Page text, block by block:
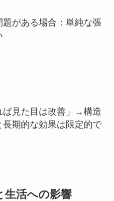
がある場合：単純な張
ば見た目は改善」→構造
期的な効果は限定的で
生活への影響